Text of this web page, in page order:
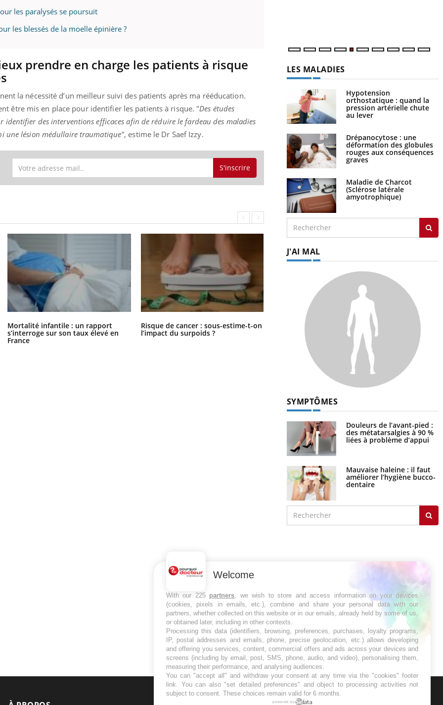
les paralysés se poursuit
les blessés de la moelle épinière ?
prendre en charge les patients à risque
la nécessité d’un meilleur suivi des patients après ma rééducation.
être mis en place pour identifier les patients à risque. "Des études
identifier des interventions efficaces afin de réduire le fardeau des maladies
une lésion médullaire traumatique", estime le Dr Saef Izzy.
S'inscrire
Mortalité infantile : un rapport
s’interroge sur son taux élevé en
France
Risque de cancer : sous-estime-t-on
l’impact du surpoids ?
Régimes cétogènes : un risque de
cancer de l’intestin grêle
LES MALADIES
Hypotension
orthostatique : quand la
pression artérielle chute
au lever
Drépanocytose : une
déformation des globules
rouges aux conséquences
graves
Maladie de Charcot
(Sclérose latérale
amyotrophique)
J'AI MAL
SYMPTÔMES
Douleurs de l’avant-pied :
des métatarsalgies à 90 %
liées à problème d’appui
Mauvaise haleine : il faut
améliorer l’hygiène bucco-
dentaire
Welcome
With our 225 partners, we wish to store and access information on your devices
(cookies, pixels in emails, etc.), combine and share your personal data with our
partners, whether collected on this website or in our emails, already held by some of us,
or obtained later, including in other contexts.
Processing this data (identifiers, browsing, preferences, purchases, loyalty programs,
IP, postal addresses and emails, phone, precise geolocation, etc.) allows developing
and offering you services, content, commercial offers and ads across your devices and
screens (including by email, post, SMS, phone, audio, and video), personalising them,
measuring their performance, and analysing audiences.
You can "accept all" and withdraw your consent at any time via the "cookies" footer
link. You can also "set detailed preferences" and object to processing activities not
subject to consent. These choices remain valid for 6 months.
powered by